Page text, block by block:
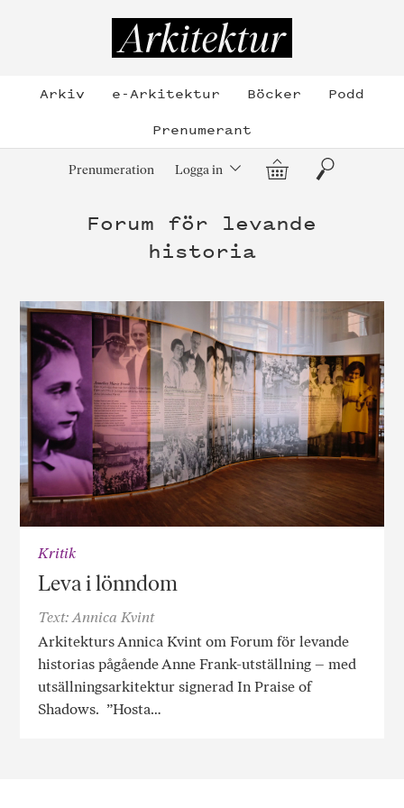
Arkiv e-Arkitektur Böcker
Podd
Prenumerant
Prenumeration Logga in Varukorg
Sök
Forum för levande
historia
Kritik
Leva i lönndom
Text: Annica Kvint
Arkitekturs Annica Kvint om Forum för levande
historias pågående Anne Frank-utställning – med
utsällningsarkitektur signerad In Praise of
Shadows. ”Hosta…